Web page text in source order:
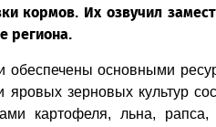
кормов. Их озвучил
региона.
обеспечены основными
яровых зерновых культур
картофеля, льна, рапса,